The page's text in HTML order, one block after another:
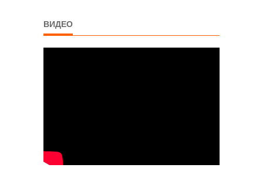
ВИДЕО